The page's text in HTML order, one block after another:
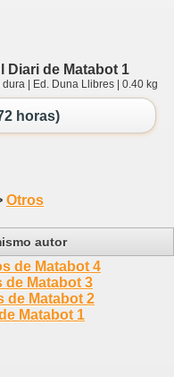
Diari de Matabot 1
| Ed. Duna Llibres | 0.40 kg
horas)
Otros
autor
de Matabot 4
de Matabot 3
de Matabot 2
Matabot 1